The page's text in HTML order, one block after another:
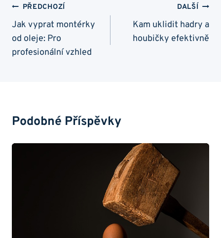
Navigace
Pro
Příspěvek
PŘEDCHOZÍ
Jak vyprat montérky
od oleje: Pro
profesionální vzhled
DALŠÍ
Kam uklidit hadry a
houbičky efektivně
Podobné Příspěvky